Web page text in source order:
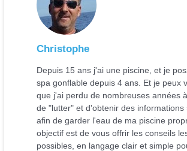
Christophe
Depuis 15 ans j'ai une piscine, et je
spa gonflable depuis 4 ans. Et je peux
que j'ai perdu de nombreuses années
de "lutter" et d'obtenir des informations
afin de garder l'eau de ma piscine
objectif est de vous offrir les conseils
possibles, en langage clair et simple